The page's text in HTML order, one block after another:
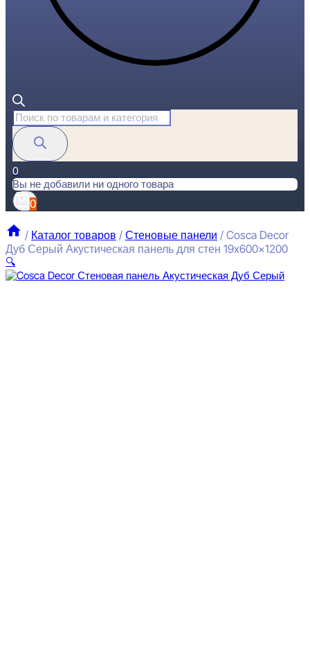
Поиск
товаров
0
Вы не добавили ни одного товара
0
/ Каталог товаров / Стеновые панели / Cosca Decor
Дуб Серый Акустическая панель для стен 19x600x1200
🔍